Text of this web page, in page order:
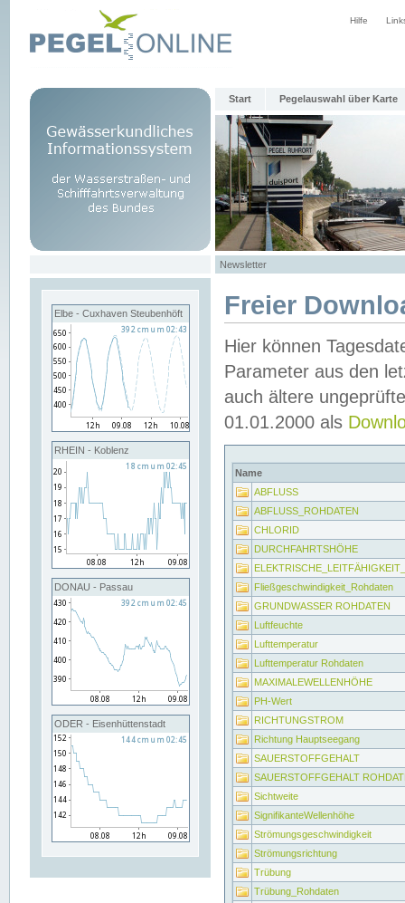
Hilfe
Start Pegelauswahl über Karte
Newsletter
Elbe - Cuxhaven Steubenhöft
RHEIN - Koblenz
DONAU - Passau
ODER - Eisenhüttenstadt
Freier
Hier können
Parameter aus den
auch ältere
01.01.2000 als
Name
ABFLUSS
ABFLUSS_ROHDATEN
CHLORID
DURCHFAHRTSHÖHE
Fließgeschwindigkeit_Rohdaten
GRUNDWASSER ROHDATEN
Luftfeuchte
Lufttemperatur
Lufttemperatur Rohdaten
MAXIMALEWELLENHÖHE
PH-Wert
RICHTUNGSTROM
Richtung Hauptseegang
SAUERSTOFFGEHALT
SAUERSTOFFGEHALT
Sichtweite
SignifikanteWellenhöhe
Strömungsgeschwindigkeit
Strömungsrichtung
Trübung
Trübung_Rohdaten